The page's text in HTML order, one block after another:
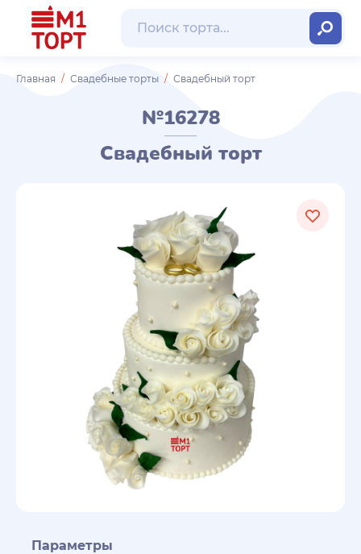
Главная Свадебные торты Свадебный торт
№16278
Свадебный торт
Параметры